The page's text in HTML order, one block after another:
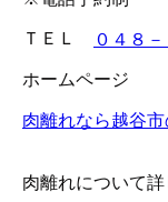
ＴＥＬ ０４８
ホームページ
肉離れなら越谷
肉離れについて